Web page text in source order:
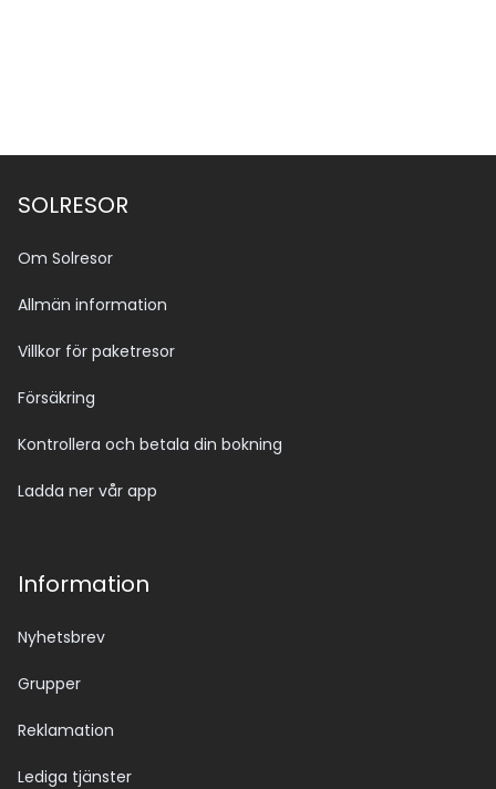
SOLRESOR
Om Solresor
Allmän information
Villkor för paketresor
Försäkring
Kontrollera och betala din bokning
Ladda ner vår app
Information
Nyhetsbrev
Grupper
Reklamation
Lediga tjänster